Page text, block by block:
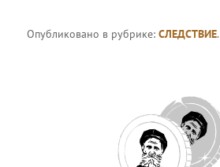
Опубликовано в рубрике:СЛЕДСТВИЕ.